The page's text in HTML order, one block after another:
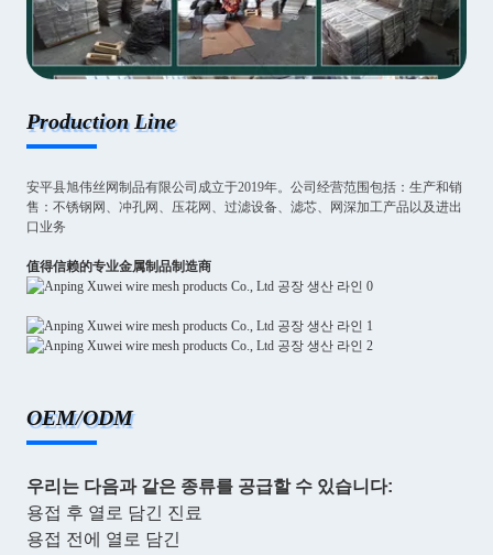
Production Line
安平县旭伟丝网制品有限公司成立于2019年。公司经营范围包括：生产和销
售：不锈钢网、冲孔网、压花网、过滤设备、滤芯、网深加工产品以及进出
口业务
值得信赖的专业金属制品制造商
OEM/ODM
우리는 다음과 같은 종류를 공급할 수 있습니다:
용접 후 열로 담긴 진료
용접 전에 열로 담긴